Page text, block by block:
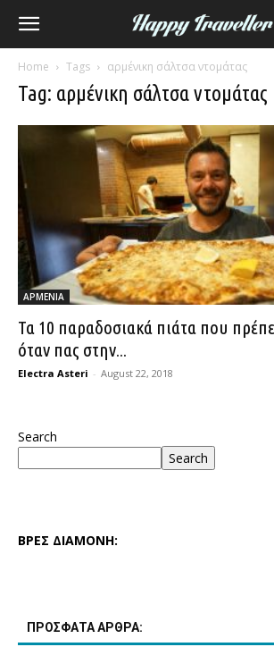
Home Tags αρμένικη σάλτσα ντομάτας
Tag: αρμένικη σάλτσα ντομάτας
ΑΡΜΕΝΙΑ
Τα 10 παραδοσιακά πιάτα που
όταν πας στην...
Electra Asteri - August 22, 2018
Search
Search
ΒΡΕΣ ΔΙΑΜΟΝΗ:
ΠΡΟΣΦΑΤΑ ΑΡΘΡΑ: